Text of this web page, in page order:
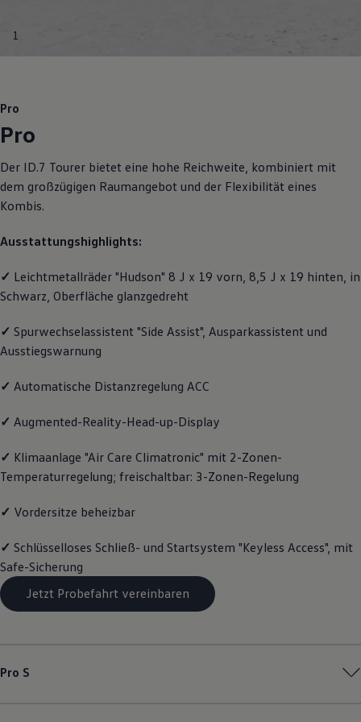
Economy Service
Wallbox und Ladekabel
Digitale Extras
Updates für Software, Karten und Radio
Vorgängermodelle
Kundeninformationen
Volkswagen Kundenbetreuung
Assistenzsysteme
Digitale Betriebsanleitung
Live Beratung
Lifestyle
Familie
Elektromobilität
Pannen- und Unfallhilfe
Volkswagen Kundenbetreuung
1
Pro
Pro
Der ID.7 Tourer bietet eine hohe Reichweite, kombiniert mit
dem großzügigen Raumangebot und der Flexibilität eines
Kombis.
Ausstattungshighlights:
✓ Leichtmetallräder "Hudson" 8 J x 19 vorn, 8,5 J x 19 hinten, in
Schwarz, Oberfläche glanzgedreht
✓ Spurwechselassistent "Side Assist", Ausparkassistent und
Ausstiegswarnung
✓ Automatische Distanzregelung ACC
✓ Augmented-Reality-Head-up-Display
✓ Klimaanlage "Air Care Climatronic" mit 2-Zonen-
Temperaturregelung; freischaltbar: 3-Zonen-Regelung
✓ Vordersitze beheizbar
✓ Schlüsselloses Schließ- und Startsystem "Keyless Access", mit
Safe-Sicherung
Jetzt Probefahrt vereinbaren
Pro S